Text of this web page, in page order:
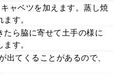
ャベツを加えます。蒸し焼
す。
ら脇に寄せて土手の様に
す。
出てくることがあるので、